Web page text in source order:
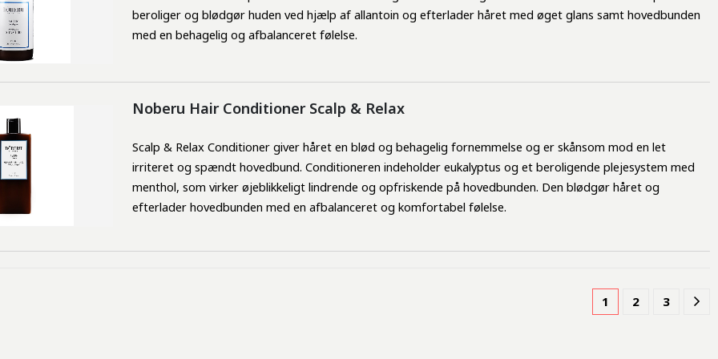
beroliger og blødgør huden ved hjælp af allantoin og efterlader håret med øget glans samt hovedbunden
med en behagelig og afbalanceret følelse.
Noberu Hair Conditioner Scalp & Relax
Scalp & Relax Conditioner giver håret en blød og behagelig fornemmelse og er skånsom mod en let
irriteret og spændt hovedbund. Conditioneren indeholder eukalyptus og et beroligende plejesystem med
menthol, som virker øjeblikkeligt lindrende og opfriskende på hovedbunden. Den blødgør håret og
efterlader hovedbunden med en afbalanceret og komfortabel følelse.
1 2 3